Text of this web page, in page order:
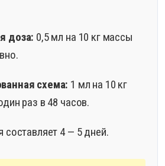
доза: 0,5 мл на 10 кг массы
схема: 1 мл на 10 кг
раз в 48 часов.
составляет 4 — 5 дней.